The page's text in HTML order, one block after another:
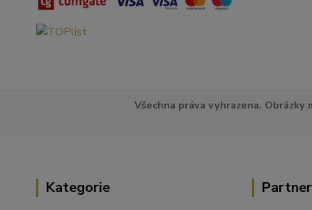
Všechna práva vyhrazena.
Kategorie